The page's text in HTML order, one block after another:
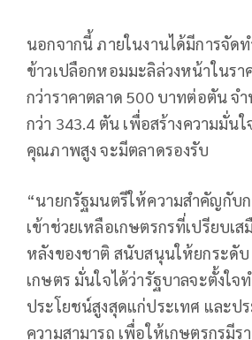
นอกจากนี้ ภายในงานได้มีการจัดท
ข้าวเปลือกหอมมะลิล่วงหน้าในรา
กว่าราคาตลาด 500 บาทต่อตัน จ
กว่า 343.4 ตัน เพื่อสร้างความมั่นใ
คุณภาพสูง จะมีตลาดรองรับ
“นายกรัฐมนตรีให้ความสำคัญกับก
เข้าช่วยเหลือเกษตรกรที่เปรียบเ
หลังของชาติ สนับสนุนให้ยกระดั
เกษตร มั่นใจได้ว่ารัฐบาลจะตั้งใจ
ประโยชน์สูงสุดแก่ประเทศ และป
ความสามารถ เพื่อให้เกษตรกรมีร